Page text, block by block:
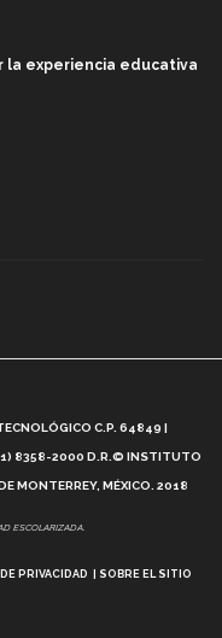
la experiencia educativa
Tec? (video)
Artificial, Paola
C.P. 64849 |
8358-2000 D.R.© INSTITUTO
MONTERREY, MÉXICO. 2018
ESCOLARIZADA.
PRIVACIDAD SOBRE EL SITIO